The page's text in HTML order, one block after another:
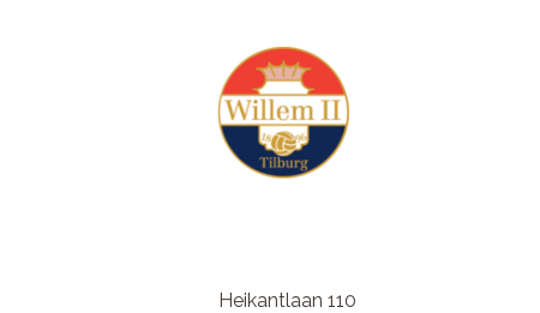
Heikantlaan 110